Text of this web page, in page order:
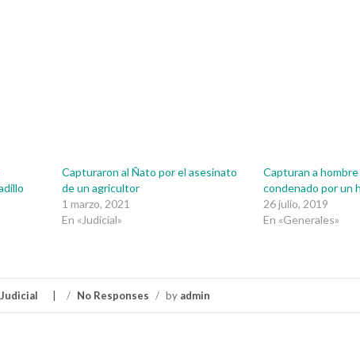
Capturaron al Ñato por el asesinato
de un agricultor
1 marzo, 2021
En «Judicial»
Capturan a
condenado por un
26 julio, 2019
En «Generales»
Judicial / No Responses / by admin